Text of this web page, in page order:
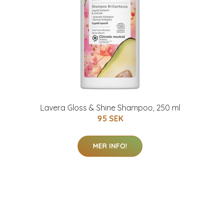
Lavera Gloss & Shine Shampoo, 250 ml
95 SEK
MER INFO!